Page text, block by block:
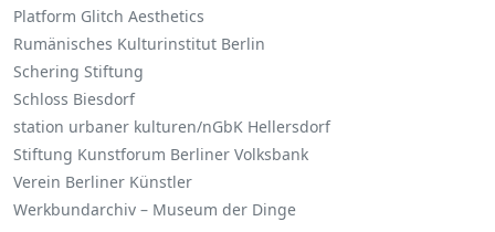
Platform Glitch Aesthetics
Rumänisches Kulturinstitut Berlin
Schering Stiftung
Schloss Biesdorf
station urbaner kulturen/nGbK Hellersdorf
Stiftung Kunstforum Berliner Volksbank
Verein Berliner Künstler
Werkbundarchiv – Museum der Dinge